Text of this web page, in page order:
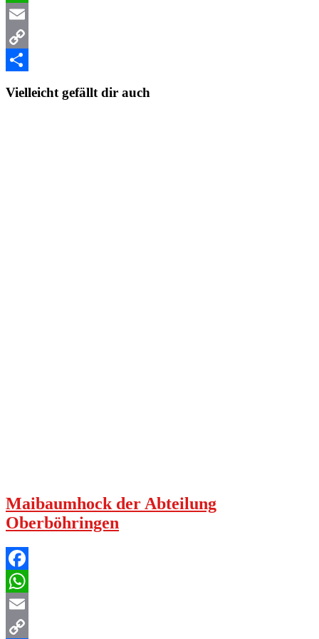
WhatsApp
Email
Copy
Vielleicht gefällt dir auch
Maibaumhock der Abteilung
Oberböhringen
Facebook
WhatsApp
Email